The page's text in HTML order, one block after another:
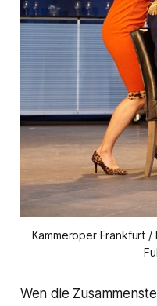
Kammeroper Frankfurt
Wen die